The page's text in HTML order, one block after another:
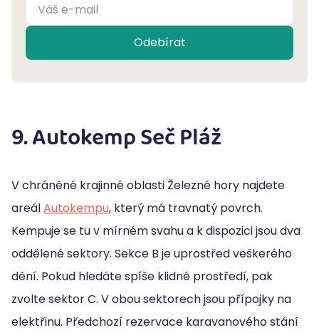
Váš e-mail
Odebírat
9. Autokemp Seč Pláž
V chráněné krajinné oblasti Železné hory najdete
areálAutokempu, který má travnatý povrch.
Kempuje se tu v mírném svahu a k dispozici jsou dva
oddělené sektory. Sekce B je uprostřed veškerého
dění. Pokud hledáte spíše klidné prostředí, pak
zvolte sektor C. V obou sektorech jsou přípojky na
elektřinu. Předchozí rezervace karavanového stání